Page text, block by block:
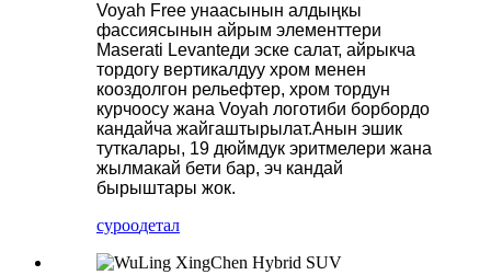
Voyah Free унаасынын алдыңкы
фассиясынын айрым элементтери
Maserati Levanteди эске салат, айрыкча
тордогу вертикалдуу хром менен
кооздолгон рельефтер, хром тордун
курчоосу жана Voyah логотиби борбордо
кандайча жайгаштырылат.Анын эшик
туткалары, 19 дюймдук эритмелери жана
жылмакай бети бар, эч кандай
бырыштары жок.
суроодетал